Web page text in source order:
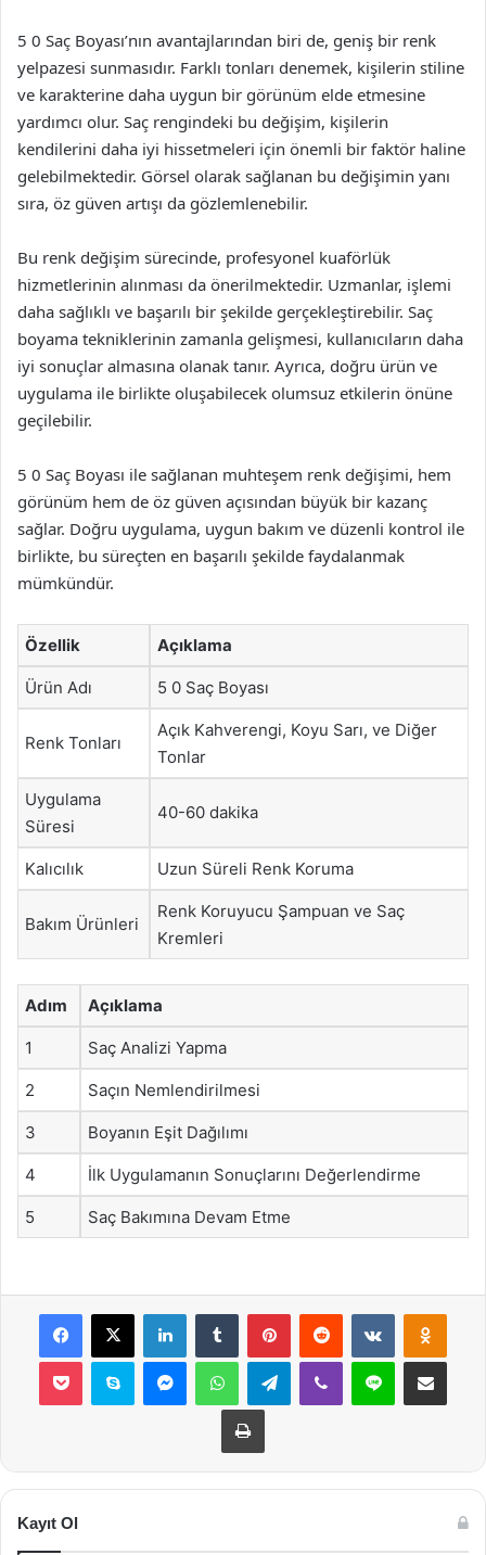
5 0 Saç Boyası’nın avantajlarından biri de, geniş bir renk
yelpazesi sunmasıdır. Farklı tonları denemek, kişilerin stiline
ve karakterine daha uygun bir görünüm elde etmesine
yardımcı olur. Saç rengindeki bu değişim, kişilerin
kendilerini daha iyi hissetmeleri için önemli bir faktör haline
gelebilmektedir. Görsel olarak sağlanan bu değişimin yanı
sıra, öz güven artışı da gözlemlenebilir.
Bu renk değişim sürecinde, profesyonel kuaförlük
hizmetlerinin alınması da önerilmektedir. Uzmanlar, işlemi
daha sağlıklı ve başarılı bir şekilde gerçekleştirebilir. Saç
boyama tekniklerinin zamanla gelişmesi, kullanıcıların daha
iyi sonuçlar almasına olanak tanır. Ayrıca, doğru ürün ve
uygulama ile birlikte oluşabilecek olumsuz etkilerin önüne
geçilebilir.
5 0 Saç Boyası ile sağlanan muhteşem renk değişimi, hem
görünüm hem de öz güven açısından büyük bir kazanç
sağlar. Doğru uygulama, uygun bakım ve düzenli kontrol ile
birlikte, bu süreçten en başarılı şekilde faydalanmak
mümkündür.
Özellik Açıklama
Ürün Adı 5 0 Saç Boyası
Renk Tonları
Açık Kahverengi, Koyu Sarı, ve Diğer
Tonlar
Uygulama
Süresi
40-60 dakika
Kalıcılık Uzun Süreli Renk Koruma
Bakım Ürünleri
Renk Koruyucu Şampuan ve Saç
Kremleri
Adım Açıklama
1 Saç Analizi Yapma
2 Saçın Nemlendirilmesi
3 Boyanın Eşit Dağılımı
4 İlk Uygulamanın Sonuçlarını Değerlendirme
5 Saç Bakımına Devam Etme
Facebook
X LinkedInTumblr PinterestReddit VKontakte
Pocket Skype MessengerWhatsAppTelegramViber Line E-Posta ile
Yazdır
Kayıt Ol